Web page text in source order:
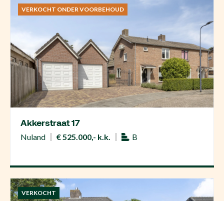
VERKOCHT ONDER VOORBEHOUD
Akkerstraat 17
Nuland € 525.000,- k.k. B
VERKOCHT